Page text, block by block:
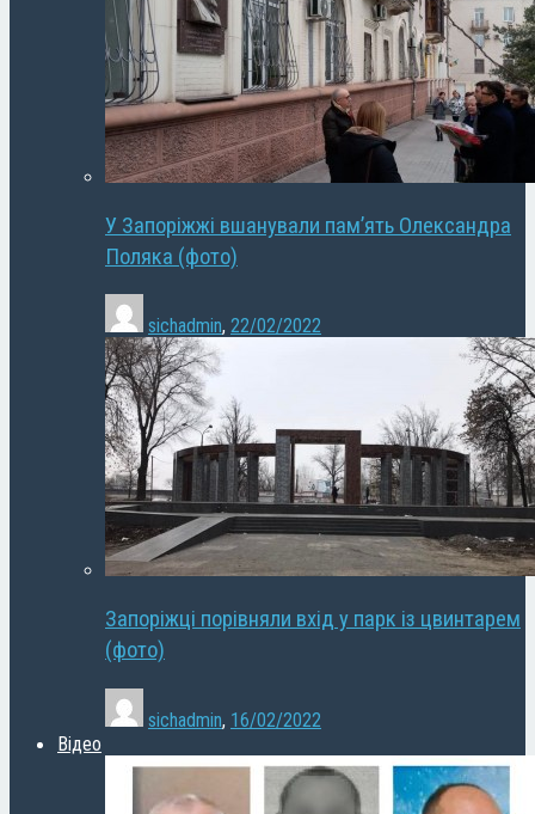
У Запоріжжі вшанували пам’ять Олександра
Поляка (фото)
sichadmin, 22/02/2022
Запоріжці порівняли вхід у парк із цвинтарем
(фото)
sichadmin, 16/02/2022
Відео